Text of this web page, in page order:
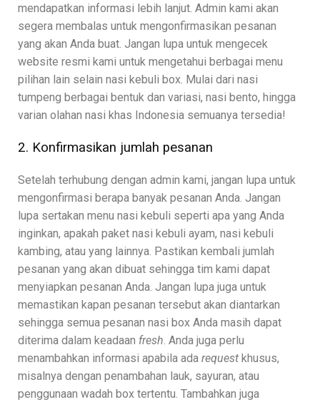
mendapatkan informasi lebih lanjut. Admin kami akan
segera membalas untuk mengonfirmasikan pesanan
yang akan Anda buat. Jangan lupa untuk mengecek
website resmi kami untuk mengetahui berbagai menu
pilihan lain selain nasi kebuli box. Mulai dari nasi
tumpeng berbagai bentuk dan variasi, nasi bento, hingga
varian olahan nasi khas Indonesia semuanya tersedia!
2. Konfirmasikan jumlah pesanan
Setelah terhubung dengan admin kami, jangan lupa untuk
mengonfirmasi berapa banyak pesanan Anda. Jangan
lupa sertakan menu nasi kebuli seperti apa yang Anda
inginkan, apakah paket nasi kebuli ayam, nasi kebuli
kambing, atau yang lainnya. Pastikan kembali jumlah
pesanan yang akan dibuat sehingga tim kami dapat
menyiapkan pesanan Anda. Jangan lupa juga untuk
memastikan kapan pesanan tersebut akan diantarkan
sehingga semua pesanan nasi box Anda masih dapat
diterima dalam keadaan fresh. Anda juga perlu
menambahkan informasi apabila ada request khusus,
misalnya dengan penambahan lauk, sayuran, atau
penggunaan wadah box tertentu. Tambahkan juga